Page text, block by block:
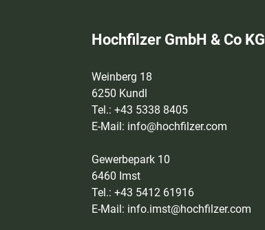
Hochfilzer GmbH & Co KG
Weinberg 18
6250 Kundl
Tel.: +43 5338 8405
E-Mail: info@hochfilzer.com
Gewerbepark 10
6460 Imst
Tel.: +43 5412 61916
E-Mail: info.imst@hochfilzer.com